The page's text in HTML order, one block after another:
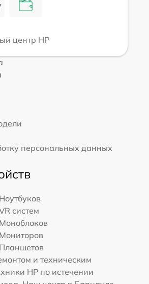
центр HP
персональных данных
Ноутбуков
систем
Моноблоков
Мониторов
Планшетов
и техническим
HP по истечении